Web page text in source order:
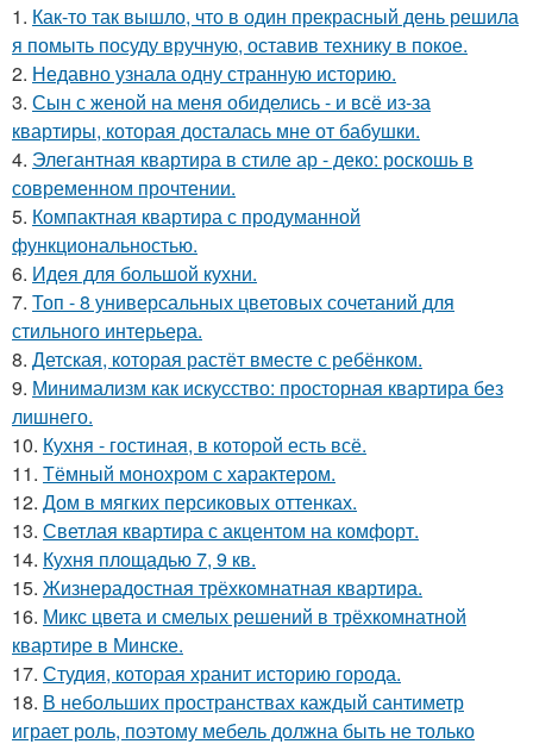
1. Как-то так вышло, что в один прекрасный день решила
я помыть посуду вручную, оставив технику в покое.
2. Недавно узнала одну странную историю.
3. Сын с женой на меня обиделись - и всё из-за
квартиры, которая досталась мне от бабушки.
4. Элегантная квартира в стиле ар - деко: роскошь в
современном прочтении.
5. Компактная квартира с продуманной
функциональностью.
6. Идея для большой кухни.
7. Топ - 8 универсальных цветовых сочетаний для
стильного интерьера.
8. Детская, которая растёт вместе с ребёнком.
9. Минимализм как искусство: просторная квартира без
лишнего.
10. Кухня - гостиная, в которой есть всё.
11. Тёмный монохром с характером.
12. Дом в мягких персиковых оттенках.
13. Светлая квартира с акцентом на комфорт.
14. Кухня площадью 7, 9 кв.
15. Жизнерадостная трёхкомнатная квартира.
16. Микс цвета и смелых решений в трёхкомнатной
квартире в Минске.
17. Студия, которая хранит историю города.
18. В небольших пространствах каждый сантиметр
играет роль, поэтому мебель должна быть не только